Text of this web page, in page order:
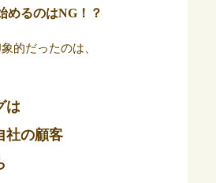
るのはNG！？
的だったのは、
は
社の顧客